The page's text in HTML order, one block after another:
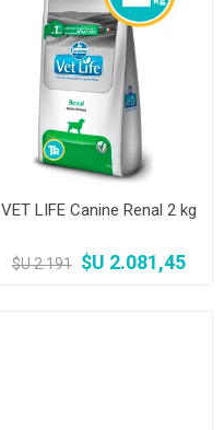
VET LIFE Canine Renal 2 kg
$U 2.191 $U 2.081,45